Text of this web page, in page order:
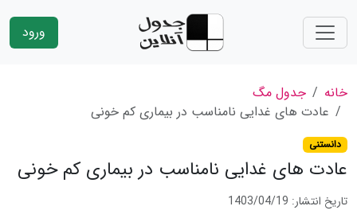
ورود
خانه
جدول مگ
عادت های غدایی نامناسب در بیماری کم خونی
دانستنی
عادت های غدایی نامناسب در بیماری کم خونی
تاریخ انتشار: 1403/04/19